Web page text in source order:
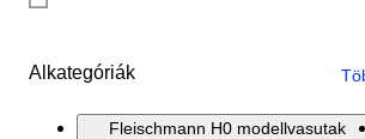
Alkategóriák
Fleischmann H0 modellvasutak